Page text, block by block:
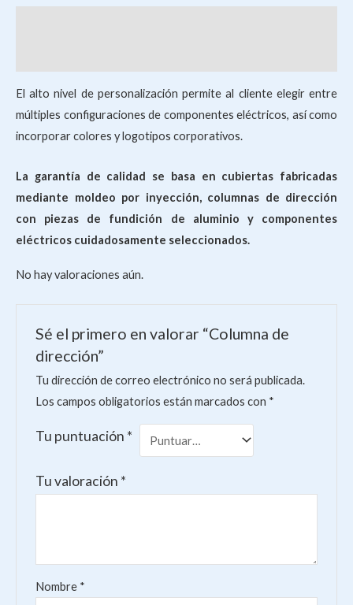
El alto nivel de personalización permite al cliente elegir entre
múltiples configuraciones de componentes eléctricos, así como
incorporar colores y logotipos corporativos.
La garantía de calidad se basa en cubiertas fabricadas
mediante moldeo por inyección, columnas de dirección
con piezas de fundición de aluminio y componentes
eléctricos cuidadosamente seleccionados.
No hay valoraciones aún.
Sé el primero en valorar “Columna de
dirección”
Tu dirección de correo electrónico no será publicada.
Los campos obligatorios están marcados con *
Tu puntuación *
Tu valoración *
Nombre *